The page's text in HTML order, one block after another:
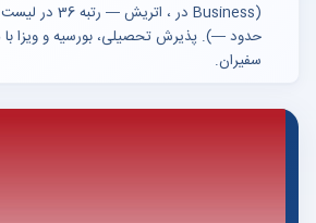
حدود —). پذیرش تحصیلی، بورسیه و ویزا
سفیران.